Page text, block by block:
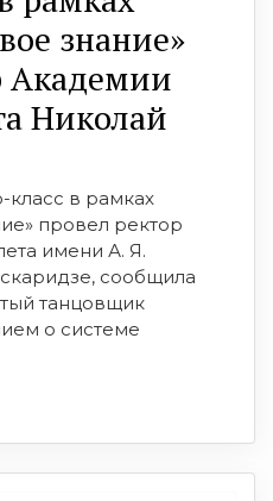
знание»
Академии
Николай
класс в рамках
провел ректор
имени А. Я.
сообщила
танцовщик
о системе